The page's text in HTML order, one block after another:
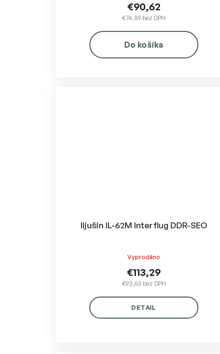
€74,89 bez DPH
€90,62
Do košíka
Iljušin IL-62M Interflug DDR-SEO
Vyprodáno
€93,63 bez DPH
€113,29
DETAIL